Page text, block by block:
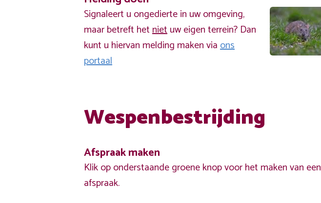
Signaleert u ongedierte in uw omgeving,
maar betreft hetnietuw eigen terrein? Dan
kunt u hiervan melding maken viaons
portaal
Wespenbestrijding
Afspraak maken
Klik op onderstaande groene knop voor het maken van een
afspraak.